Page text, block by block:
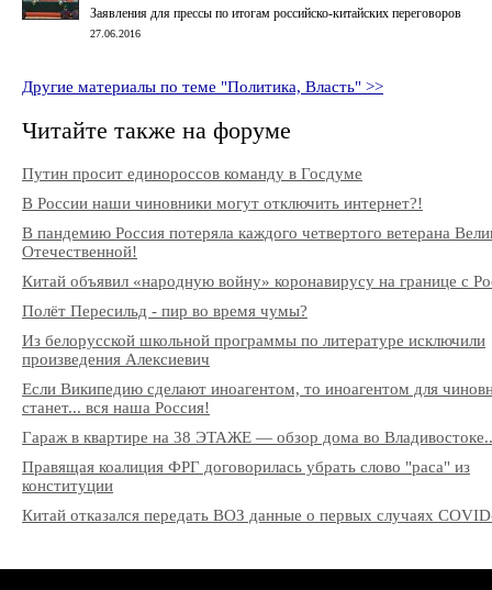
Заявления для прессы по итогам российско-китайских переговоров
27.06.2016
Другие материалы по теме "Политика, Власть" >>
Читайте также на форуме
Путин просит единороссов команду в Госдуме
В России наши чиновники могут отключить интернет?!
В пандемию Россия потеряла каждого четвертого ветерана
Отечественной!
Китай объявил «народную войну» коронавирусу на границе с
Полёт Пересильд - пир во время чумы?
Из белорусской школьной программы по литературе исключили
произведения Алексиевич
Если Википедию сделают иноагентом, то иноагентом для
станет... вся наша Россия!
Гараж в квартире на 38 ЭТАЖЕ — обзор дома во
Правящая коалиция ФРГ договорилась убрать слово "раса" из
конституции
Китай отказался передать ВОЗ данные о первых случаях